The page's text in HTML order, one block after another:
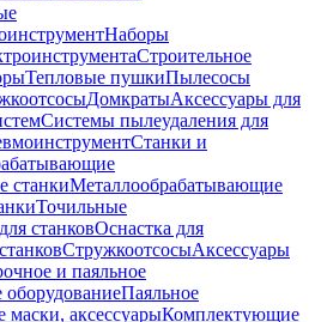
Наборы
Строительное
Тепловые пушкиПылесосы
ДомкратыАксессуары для
Системы пылеудаления для
Станки и
станкиМеталлообрабатывающие
Точильные
станковОснастка для
СтружкоотсосыАксессуары
и паяльное
оборудованиеПаяльное
маски, аксессуарыКомплектующие